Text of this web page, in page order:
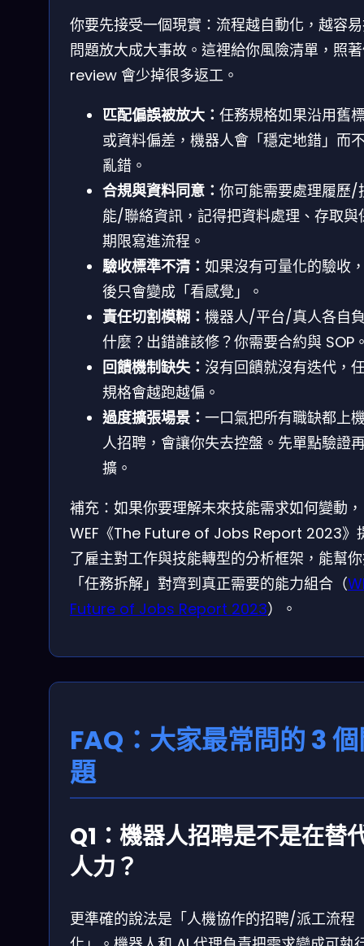
你要先接受一個現實：流程越自動化，越容
問題放大成大事故。這裡給你風險清單，照
review 會少掉很多返工。
匹配偏誤被放大： 任務規格如果沿用舊
或資料偏差，機器人會「穩定地錯」而
亂錯。
合規與資料同意： 你可能需要處理履歷/
能/聯絡資訊，記得把資料處理、存取與
期限寫進流程。
驗收標準不清： 如果沒有可量化的驗收
後只會變成「看感覺」。
責任切割模糊： 機器人/平台/真人各自
什麼？出錯誰該修？你需要合約與 SOP
回饋機制缺失： 沒有回饋就沒有迭代，
規格會越跑越偏。
過度擴張場景： 一口氣把所有職缺都上
人招聘，會讓你失去控盤。先單點驗證
擴。
補充：如果你要理解未來技能需求如何變動，
WEF《The Future of Jobs Report 2023》
了雇主對工作與技能轉型的分析框架，能幫
「任務拆解」對齊到真正需要的能力組合（
Future of Jobs Report 2023）。
FAQ：大家最常問的 3
題
Q1：機器人招聘是不是在替
人力？
更準確的說法是「人機協作的招聘/派工流程